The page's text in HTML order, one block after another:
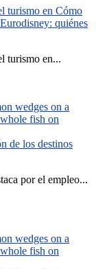
turismo en Cómo
quiénes
turismo en...
de los destinos
por el empleo...